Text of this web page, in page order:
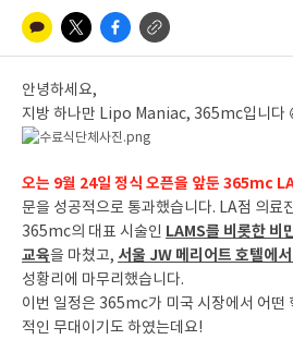
안녕하세요,
지방 하나만 Lipo Maniac, 365mc입니다
오는 9월 24일 정식 오픈을 앞둔 365mc
문을 성공적으로 통과했습니다. LA점 의료
365mc의 대표 시술인 LAMS를 비롯한 비
교육을 마쳤고, 서울 JW 메리어트 호텔에
성황리에 마무리했습니다.
이번 일정은 365mc가 미국 시장에서 어떤
적인 무대이기도 하였는데요!